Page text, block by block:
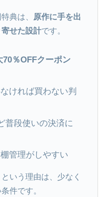
典は、
原作に手を出
せた設計です。
70％OFFクーポン
ければ買わない判
普段使いの決済に
管理がしやすい
いう理由は、少なく
件です。